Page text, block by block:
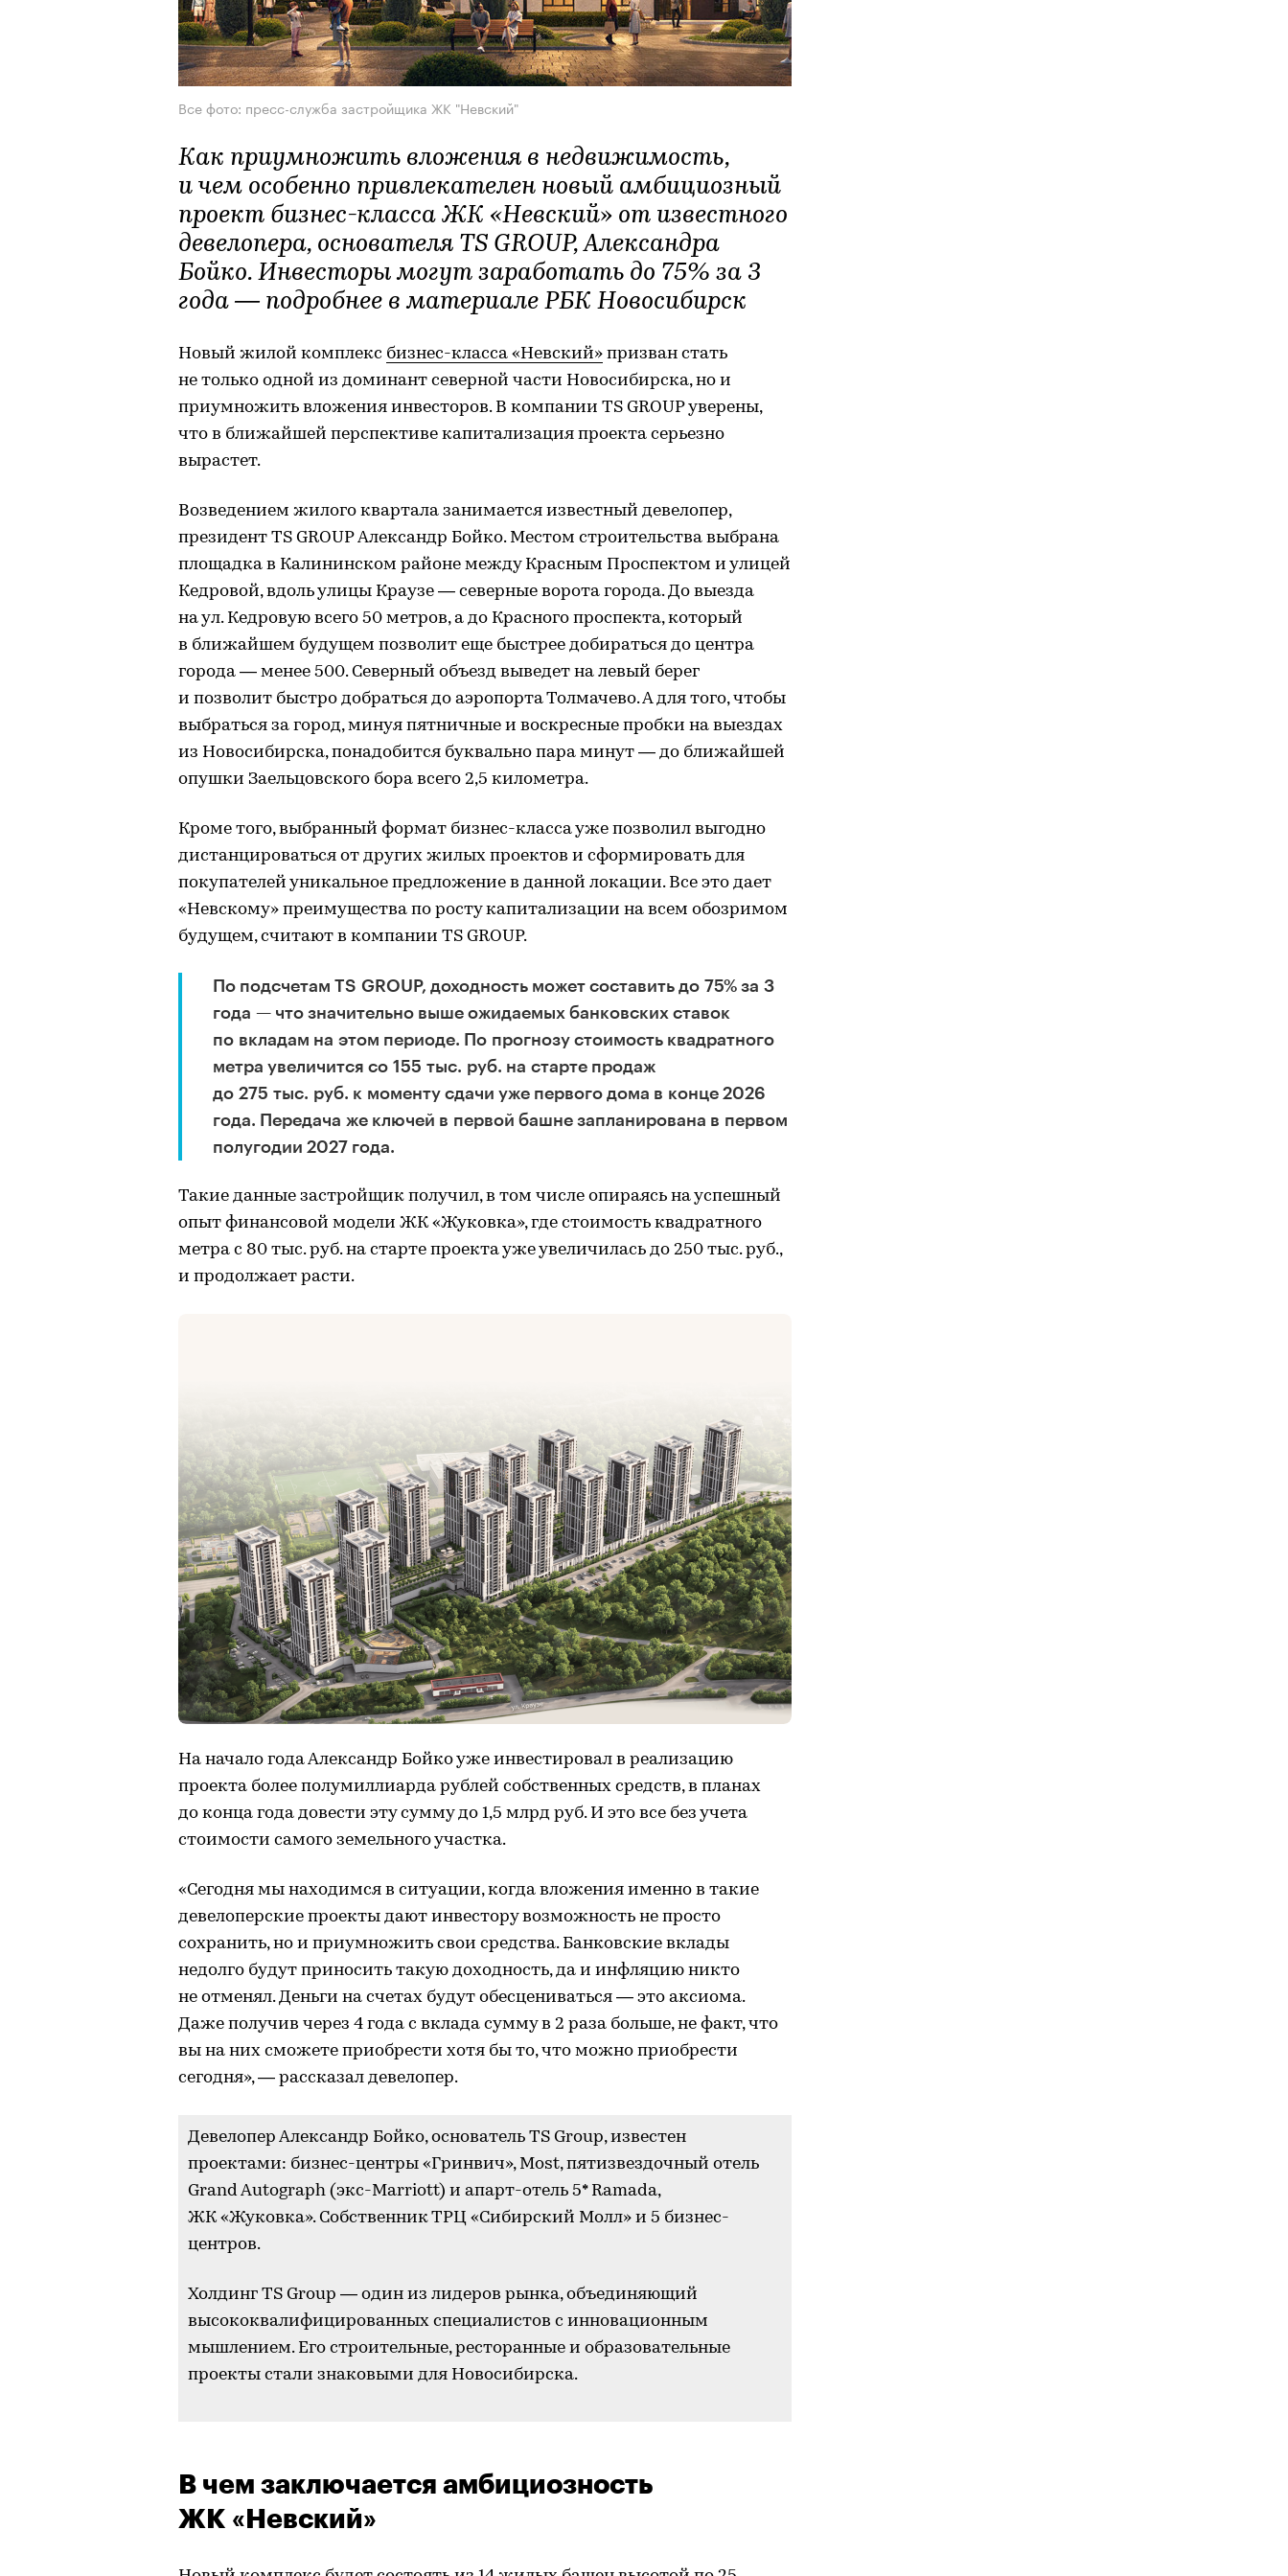
Все фото: пресс-служба застройщика ЖК "Невский"
Как приумножить вложения в недвижимость,
и чем особенно привлекателен новый амбициозный
проект бизнес-класса ЖК «Невский» от известного
девелопера, основателя TS GROUP, Александра
Бойко. Инвесторы могут заработать до 75% за 3
года — подробнее в материале РБК Новосибирск
Новый жилой комплекс бизнес-класса «Невский» призван стать
не только одной из доминант северной части Новосибирска, но и
приумножить вложения инвесторов. В компании TS GROUP уверены,
что в ближайшей перспективе капитализация проекта серьезно
вырастет.
Возведением жилого квартала занимается известный девелопер,
президент TS GROUP Александр Бойко. Местом строительства выбрана
площадка в Калининском районе между Красным Проспектом и улицей
Кедровой, вдоль улицы Краузе — северные ворота города. До выезда
на ул. Кедровую всего 50 метров, а до Красного проспекта, который
в ближайшем будущем позволит еще быстрее добираться до центра
города — менее 500. Северный объезд выведет на левый берег
и позволит быстро добраться до аэропорта Толмачево. А для того, чтобы
выбраться за город, минуя пятничные и воскресные пробки на выездах
из Новосибирска, понадобится буквально пара минут — до ближайшей
опушки Заельцовского бора всего 2,5 километра.
Кроме того, выбранный формат бизнес-класса уже позволил выгодно
дистанцироваться от других жилых проектов и сформировать для
покупателей уникальное предложение в данной локации. Все это дает
«Невскому» преимущества по росту капитализации на всем обозримом
будущем, считают в компании TS GROUP.
По подсчетам TS GROUP, доходность может составить до 75% за 3
года — что значительно выше ожидаемых банковских ставок
по вкладам на этом периоде. По прогнозу стоимость квадратного
метра увеличится со 155 тыс. руб. на старте продаж
до 275 тыс. руб. к моменту сдачи уже первого дома в конце 2026
года. Передача же ключей в первой башне запланирована в первом
полугодии 2027 года.
Такие данные застройщик получил, в том числе опираясь на успешный
опыт финансовой модели ЖК «Жуковка», где стоимость квадратного
метра с 80 тыс. руб. на старте проекта уже увеличилась до 250 тыс. руб.,
и продолжает расти.
На начало года Александр Бойко уже инвестировал в реализацию
проекта более полумиллиарда рублей собственных средств, в планах
до конца года довести эту сумму до 1,5 млрд руб. И это все без учета
стоимости самого земельного участка.
«Сегодня мы находимся в ситуации, когда вложения именно в такие
девелоперские проекты дают инвестору возможность не просто
сохранить, но и приумножить свои средства. Банковские вклады
недолго будут приносить такую доходность, да и инфляцию никто
не отменял. Деньги на счетах будут обесцениваться — это аксиома.
Даже получив через 4 года с вклада сумму в 2 раза больше, не факт, что
вы на них сможете приобрести хотя бы то, что можно приобрести
сегодня», — рассказал девелопер.
Девелопер Александр Бойко, основатель TS Group, известен
проектами: бизнес-центры «Гринвич», Most, пятизвездочный отель
Grand Autograph (экс-Marriott) и апарт-отель 5* Ramada,
ЖК «Жуковка». Собственник ТРЦ «Сибирский Молл» и 5 бизнес-
центров.
Холдинг TS Group — один из лидеров рынка, объединяющий
высококвалифицированных специалистов с инновационным
мышлением. Его строительные, ресторанные и образовательные
проекты стали знаковыми для Новосибирска.
В чем заключается амбициозность
ЖК «Невский»